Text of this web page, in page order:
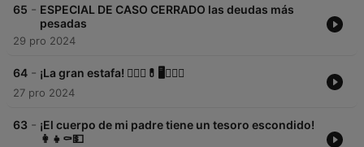
65 - ESPECIAL DE CASO CERRADO las deudas más
pesadas
29 pro 2024
64 - ¡La gran estafa! 👩🏼‍⚕💊🖥️👯🏻‍♂
27 pro 2024
63 - ¡El cuerpo de mi padre tiene un tesoro escondido!
👩‍👧⚰️💵